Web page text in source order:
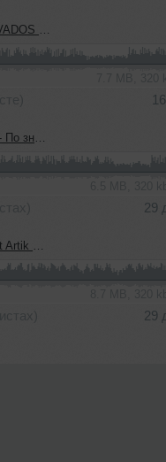
Remix)
Remix)
29
Remix)
29